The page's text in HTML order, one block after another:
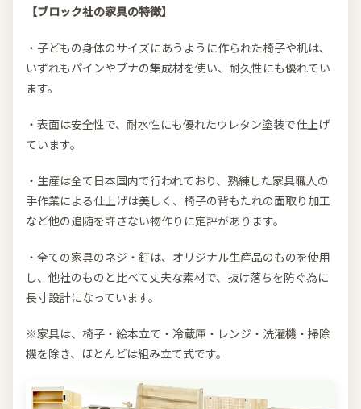
【ブロック社の家具の特徴】
・子どもの身体のサイズにあうように作られた椅子や机は、
いずれもパインやブナの集成材を使い、耐久性にも優れてい
ます。
・表面は安全性で、耐水性にも優れたウレタン塗装で仕上げ
ています。
・生産は全て日本国内で行われており、熟練した家具職人の
手作業による仕上げは美しく、椅子の背もたれの面取り加工
など他の追随を許さない物作りに定評があります。
・全ての家具のネジ・釘は、オリジナル生産品のものを使用
し、他社のものと比べて丈夫な素材で、抜け落ちを防ぐ為に
長寸設計になっています。
※家具は、椅子・絵本立て・冷蔵庫・レンジ・洗濯機・掃除
機を除き、ほとんどは組み立て式です。